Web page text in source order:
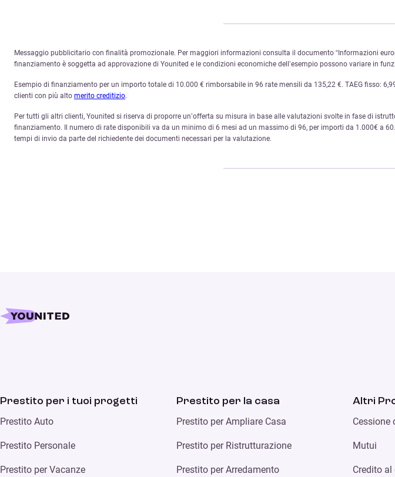
Messaggio pubblicitario con finalità promozionale. Per maggiori informazioni consulta il documento “Informazioni
finanziamento è soggetta ad approvazione di Younited e le condizioni economiche dell’esempio possono variare in
Esempio di finanziamento per un importo totale di 10.000 € rimborsabile in 96 rate mensili da 135,22 €. TAEG fisso:
clienti con più alto merito creditizio.
Per tutti gli altri clienti, Younited si riserva di proporre un’offerta su misura in base alle valutazioni svolte in fase di
finanziamento. Il numero di rate disponibili va da un minimo di 6 mesi ad un massimo di 96, per importi da 1.000€ a
tempi di invio da parte del richiedente dei documenti necessari per la valutazione.
Prestito per i tuoi progetti
Prestito Auto
Prestito Personale
Prestito per Vacanze
Prestito per la casa
Prestito per Ampliare Casa
Prestito per Ristrutturazione
Prestito per Arredamento
Altri
Cessione
Mutui
Credito